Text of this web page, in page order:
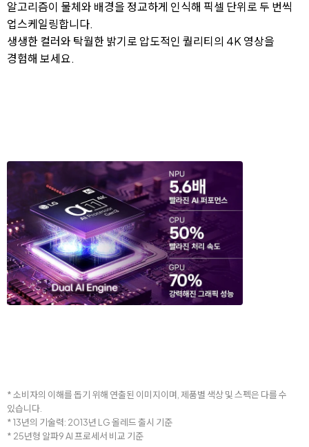
알고리즘이 물체와 배경을 정교하게 인식해 픽셀 단위로 두 번씩
업스케일링합니다.
생생한 컬러와 탁월한 밝기로 압도적인 퀄리티의 4K 영상을
경험해 보세요.
* 소비자의 이해를 돕기 위해 연출된 이미지이며, 제품별 색상 및 스펙은 다를 수
있습니다.
* 13년의 기술력: 2013년 LG 올레드 출시 기준
* 25년형 알파9 AI 프로세서 비교 기준